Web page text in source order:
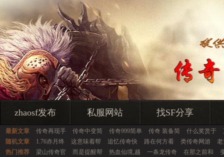
zhaosf发布 私服网站 找SF分享
最新文章 传奇再现手 传奇中变简 传奇999简单 传奇 装备简 什么奖赏于
随机文章
1.76赤月终 这意味着帮 追忆传奇快 路在何方看 类传奇网游
热门推荐
梁山传奇官 而是提醒帮 热血仙境,越 一条龙传奇 在那之前和